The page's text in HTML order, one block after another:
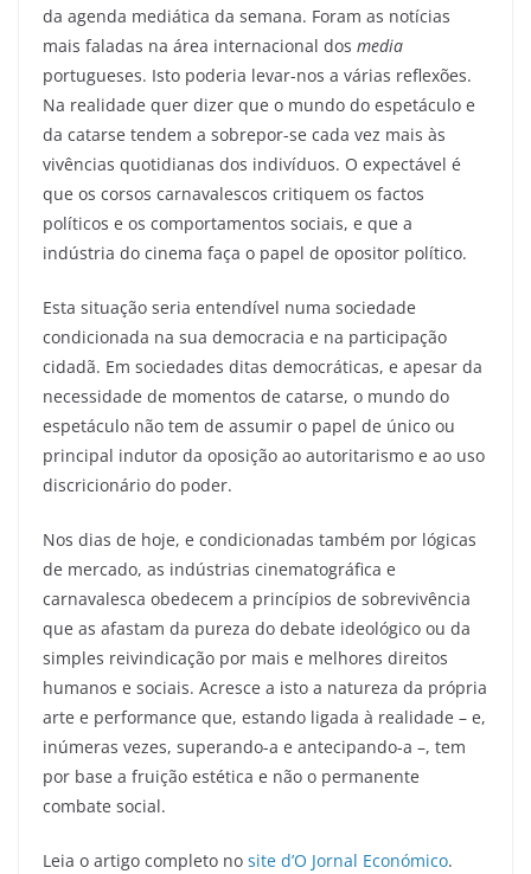
da agenda mediática da semana. Foram as notícias
mais faladas na área internacional dos media
portugueses. Isto poderia levar-nos a várias reflexões.
Na realidade quer dizer que o mundo do espetáculo e
da catarse tendem a sobrepor-se cada vez mais às
vivências quotidianas dos indivíduos. O expectável é
que os corsos carnavalescos critiquem os factos
políticos e os comportamentos sociais, e que a
indústria do cinema faça o papel de opositor político.
Esta situação seria entendível numa sociedade
condicionada na sua democracia e na participação
cidadã. Em sociedades ditas democráticas, e apesar da
necessidade de momentos de catarse, o mundo do
espetáculo não tem de assumir o papel de único ou
principal indutor da oposição ao autoritarismo e ao uso
discricionário do poder.
Nos dias de hoje, e condicionadas também por lógicas
de mercado, as indústrias cinematográfica e
carnavalesca obedecem a princípios de sobrevivência
que as afastam da pureza do debate ideológico ou da
simples reivindicação por mais e melhores direitos
humanos e sociais. Acresce a isto a natureza da própria
arte e performance que, estando ligada à realidade – e,
inúmeras vezes, superando-a e antecipando-a –, tem
por base a fruição estética e não o permanente
combate social.
Leia o artigo completo no site d’O Jornal Económico.